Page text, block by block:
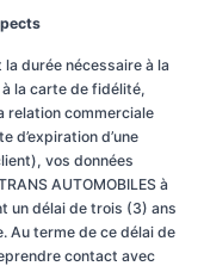
durée nécessaire à la
la carte de fidélité,
relation commerciale
d’expiration d’une
vos données
AUTOMOBILES à
un délai de trois (3) ans
Au terme de ce délai de
contact avec